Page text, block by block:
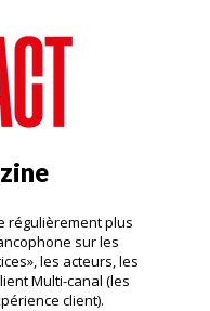
régulièrement plus
sur les
les acteurs, les
Multi-canal (les
client).